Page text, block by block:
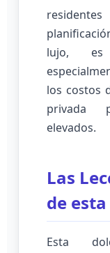
lujo, es
los costos
privada
elevados.
Las
de
Esta